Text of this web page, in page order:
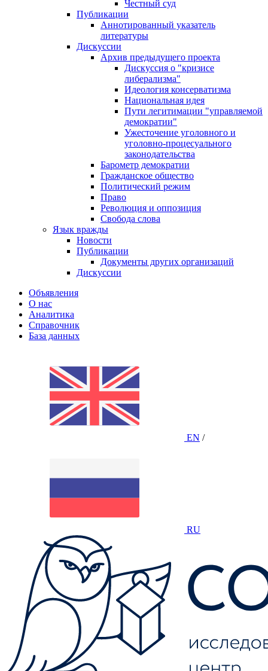
Честный суд
Публикации
Аннотированный указатель
литературы
Дискуссии
Архив предыдущего проекта
Дискуссия о "кризисе
либерализма"
Идеология консерватизма
Национальная идея
Пути легитимации "управляемой
демократии"
Ужесточение уголовного и
уголовно-процесуального
законодательства
Барометр демократии
Гражданское общество
Политический режим
Право
Революция и оппозиция
Свобода слова
Язык вражды
Новости
Публикации
Документы других организаций
Дискуссии
Объявления
О нас
Аналитика
Справочник
База данных
EN /
RU